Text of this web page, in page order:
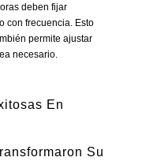
deben fijar
con frecuencia. Esto
permite ajustar
necesario.
En
Su